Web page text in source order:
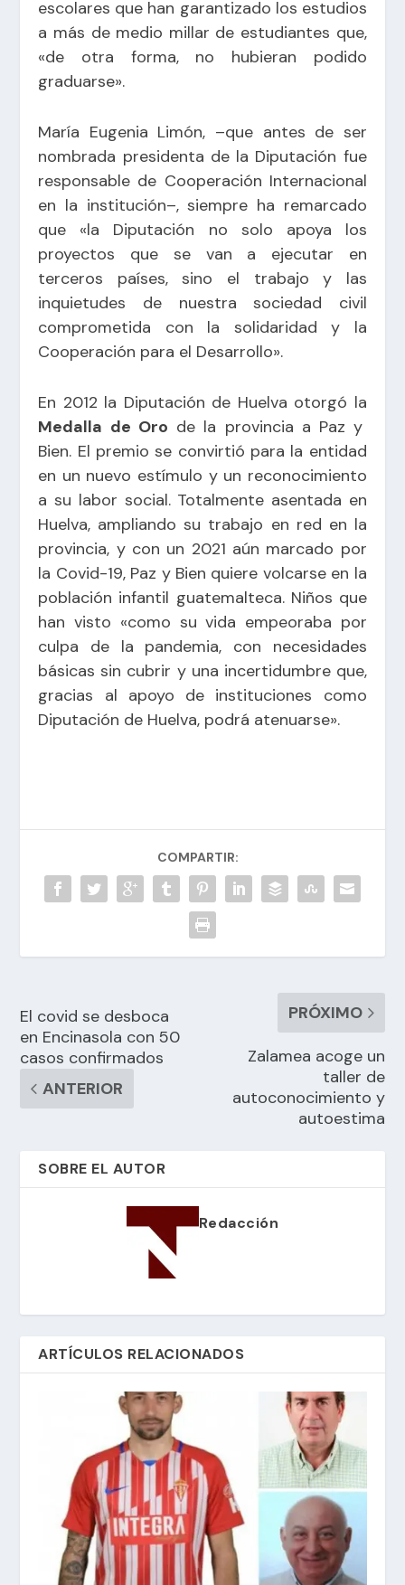
escolares que han garantizado los estudios
a más de medio millar de estudiantes que,
«de otra forma, no hubieran podido
graduarse».
María Eugenia Limón, –que antes de ser
nombrada presidenta de la Diputación fue
responsable de Cooperación Internacional
en la institución–, siempre ha remarcado
que «la Diputación no solo apoya los
proyectos que se van a ejecutar en
terceros países, sino el trabajo y las
inquietudes de nuestra sociedad civil
comprometida con la solidaridad y la
Cooperación para el Desarrollo».
En 2012 la Diputación de Huelva otorgó la
Medalla de Oro de la provincia a Paz y
Bien. El premio se convirtió para la entidad
en un nuevo estímulo y un reconocimiento
a su labor social. Totalmente asentada en
Huelva, ampliando su trabajo en red en la
provincia, y con un 2021 aún marcado por
la Covid-19, Paz y Bien quiere volcarse en la
población infantil guatemalteca. Niños que
han visto «como su vida empeoraba por
culpa de la pandemia, con necesidades
básicas sin cubrir y una incertidumbre que,
gracias al apoyo de instituciones como
Diputación de Huelva, podrá atenuarse».
COMPARTIR:
El covid se desboca
en Encinasola con 50
casos confirmados
ANTERIOR
PRÓXIMO
Zalamea acoge un
taller de
autoconocimiento y
autoestima
SOBRE EL AUTOR
Redacción
ARTÍCULOS RELACIONADOS